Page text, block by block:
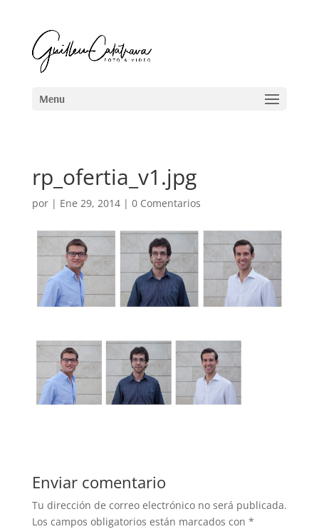
rp_ofertia_v1.jpg
por | Ene 29, 2014| 0 Comentarios
Enviar comentario
Tu dirección de correo electrónico no será publicada.
Los campos obligatorios están marcados con *